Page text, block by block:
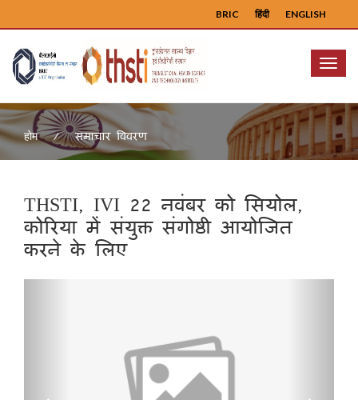
ENGLISH
हिंदी
BRIC
Menu
होम समाचार विवरण
THSTI, IVI 22 नवंबर को सियोल,
कोरिया में संयुक्त संगोष्ठी आयोजित
करने के लिए